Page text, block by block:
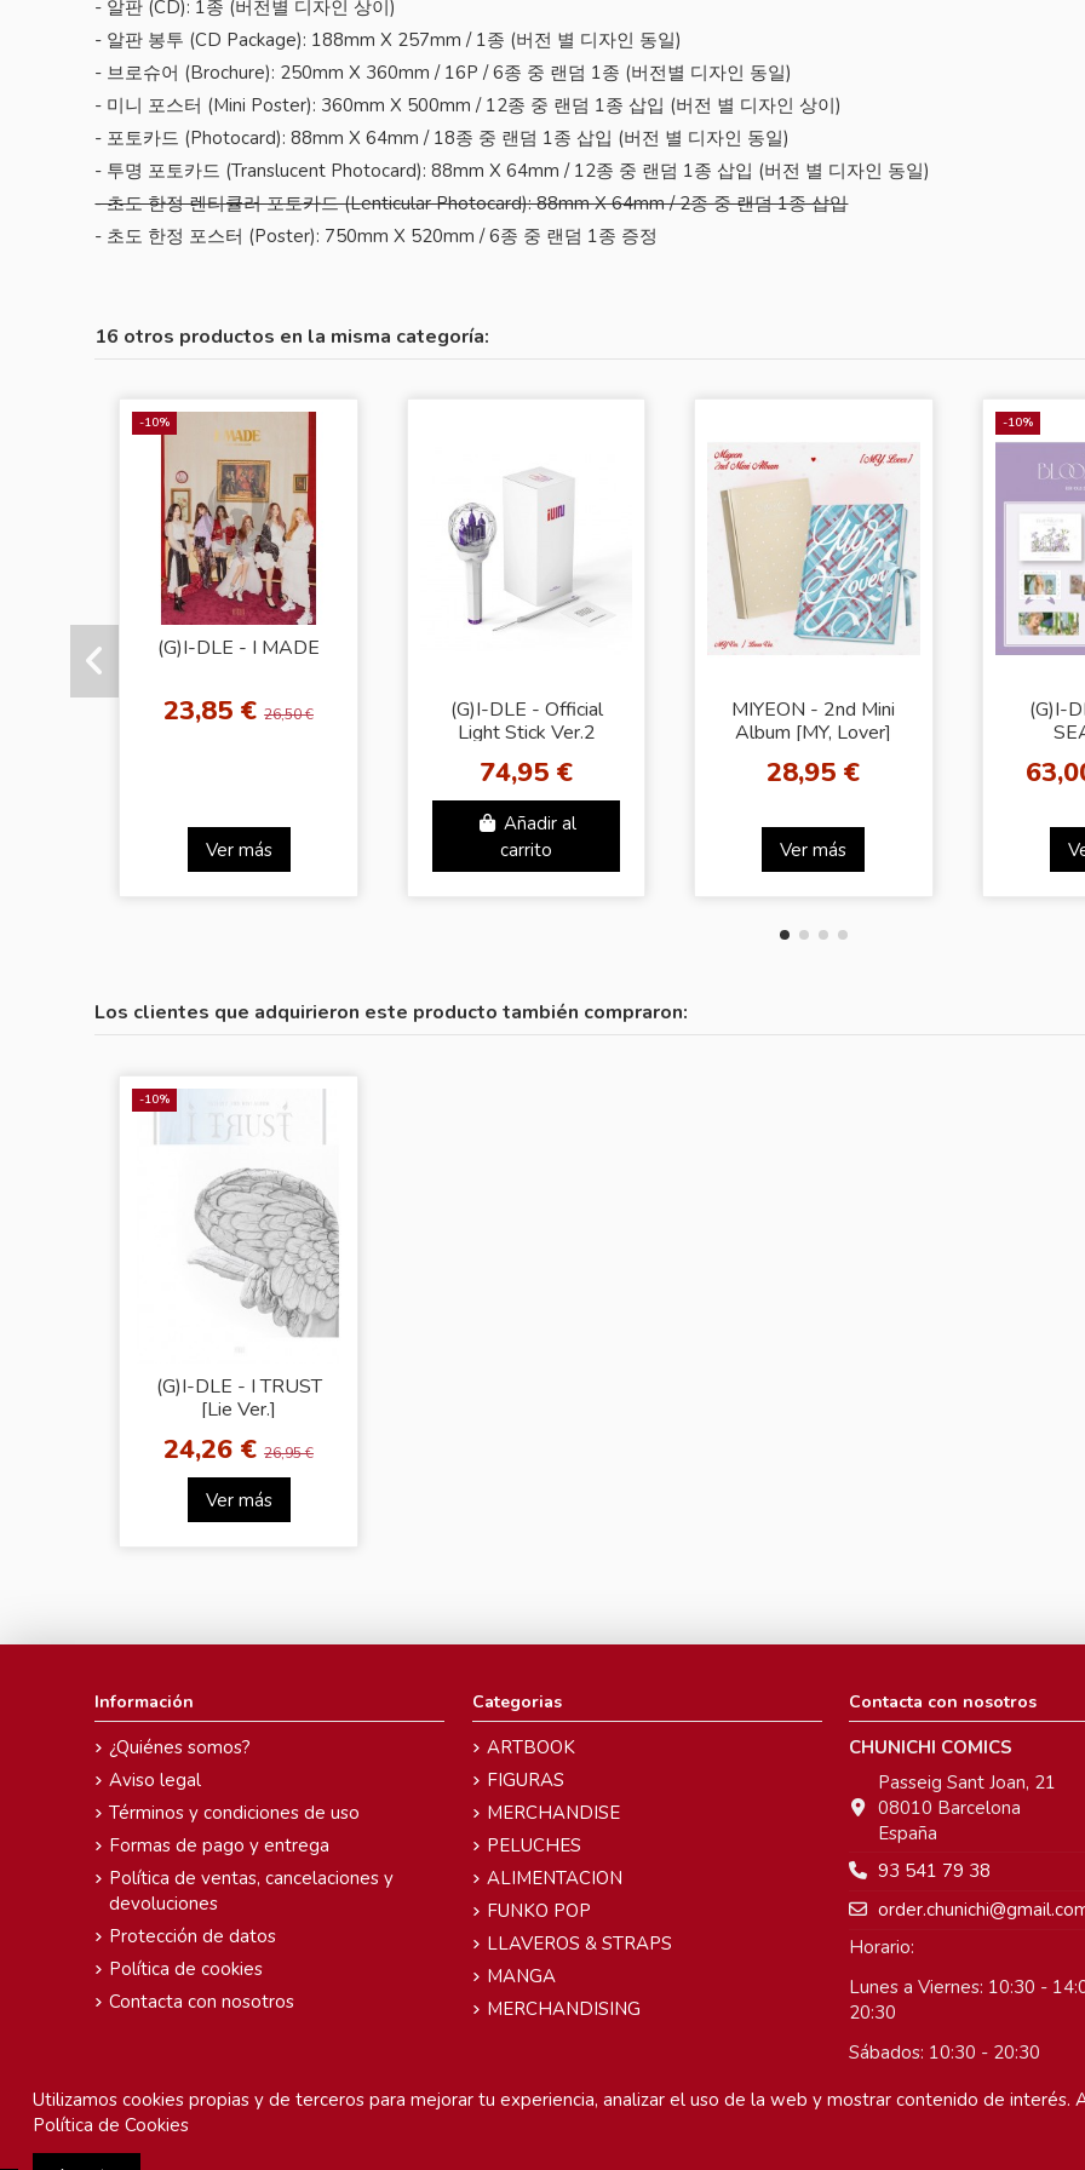
- 알판 (CD): 1종 (버전별 디자인 상이)
- 알판 봉투 (CD Package): 188mm X 257mm / 1종 (버전 별 디자인 동일)
- 브로슈어 (Brochure): 250mm X 360mm / 16P / 6종 중 랜덤 1종 (버전별 디자인 동일)
- 미니 포스터 (Mini Poster): 360mm X 500mm / 12종 중 랜덤 1종 삽입 (버전 별 디자인 상이)
- 포토카드 (Photocard): 88mm X 64mm / 18종 중 랜덤 1종 삽입 (버전 별 디자인 동일)
- 투명 포토카드 (Translucent Photocard): 88mm X 64mm / 12종 중 랜덤 1종 삽입 (버전 별 디자인 동일)
- 초도 한정 렌티큘러 포토카드 (Lenticular Photocard): 88mm X 64mm / 2종 중 랜덤 1종 삽입
- 초도 한정 포스터 (Poster): 750mm X 520mm / 6종 중 랜덤 1종 증정
16 otros productos en la misma categoría:
-10%
(G)I-DLE - I MADE
23,85 €26,50 €
Ver más
(G)I-DLE - Official
Light Stick Ver.2
74,95 €
Añadir al
carrito
MIYEON - 2nd Mini
Album [MY, Lover]
(2types Random Ver.)
28,95 €
Ver más
-10%
(G)I-
Los clientes que adquirieron este producto también compraron:
-10%
(G)I-DLE - I TRUST
[Lie Ver.]
24,26 €26,95 €
Ver más
Información
¿Quiénes somos?
Aviso legal
Términos y condiciones de uso
Formas de pago y entrega
Política de ventas, cancelaciones y
devoluciones
Protección de datos
Política de cookies
Contacta con nosotros
Categorias
ARTBOOK
FIGURAS
MERCHANDISE
PELUCHES
ALIMENTACION
FUNKO POP
LLAVEROS & STRAPS
MANGA
MERCHANDISING
Contacta con nosotros
CHUNICHI COMICS
Passeig Sant Joan, 21
08010 Barcelona
España
93 541 79 38
Horario:
Lunes a Viernes: 10:30 -
20:30
Sábados: 10:30 - 20:30
Domingos: Cerrado
Utilizamos cookies propias y de terceros para mejorar tu experiencia, analizar el uso de la web y mostrar contenido de interés.
Política de Cookies